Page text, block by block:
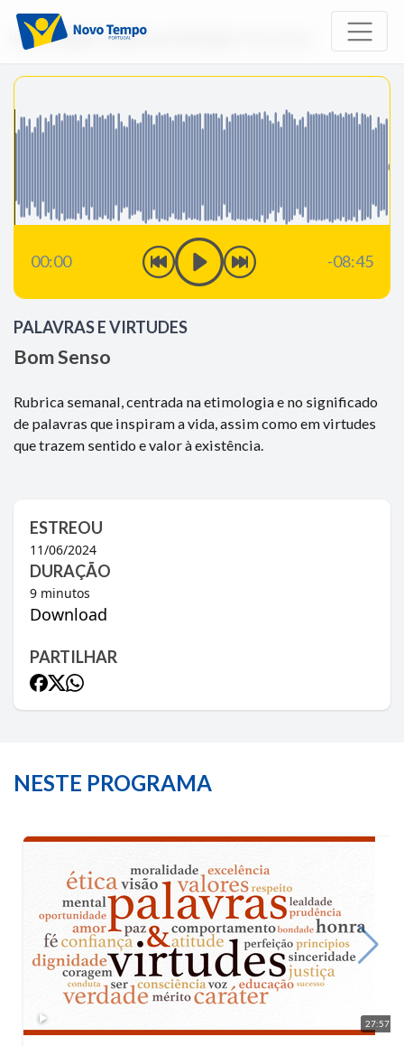
Início Rádio Palavras e Virtudes
00:00 -08:45
PALAVRAS E VIRTUDES
Bom Senso
Rubrica semanal, centrada na etimologia e no significado
de palavras que inspiram a vida, assim como em virtudes
que trazem sentido e valor à existência.
ESTREOU
11/06/2024
DURAÇÃO
9 minutos
Download
PARTILHAR
NESTE PROGRAMA
27:57